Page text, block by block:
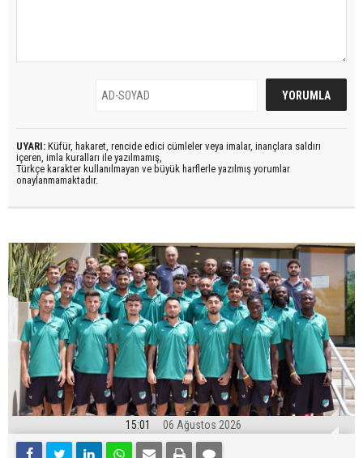
UYARI: Küfür, hakaret, rencide edici cümleler veya imalar, inançlara saldırı
içeren, imla kuralları ile yazılmamış,
Türkçe karakter kullanılmayan ve büyük harflerle yazılmış yorumlar
onaylanmamaktadır.
15:01 06 Ağustos 2026